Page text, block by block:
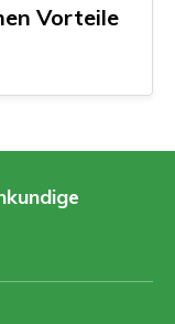
Vorteile